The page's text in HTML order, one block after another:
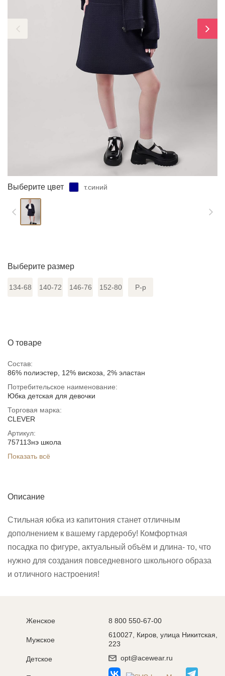
Выберите цвет т.синий
Выберите размер
134-68 140-72 146-76 152-80 Р-р
О товаре
Состав:
86% полиэстер, 12% вискоза, 2% эластан
Потребительское наименование:
Юбка детская для девочки
Торговая марка:
CLEVER
Артикул:
757113нэ школа
Показать всё
Описание
Стильная юбка из капитония станет отличным
дополнением к вашему гардеробу! Комфортная
посадка по фигуре, актуальный объём и длина- то, что
нужно для создания повседневного школьного образа
и отличного настроения!
Женское
Мужское
Детское
8 800 550-67-00
610027, Киров, улица Никитская,
223
opt@acewear.ru